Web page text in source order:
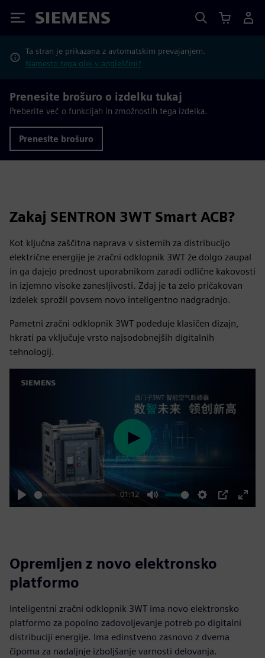
Siemens
Ta stran je prikazana z avtomatskim prevajanjem.
Namesto tega glej v angleščini?
Prenesite brošuro o izdelku tukaj
Preberite več o funkcijah in zmožnostih tega izdelka.
Prenesite brošuro
Zakaj SENTRON 3WT Smart ACB?
Kot ključna zaščitna naprava v sistemih za distribucijo
električne energije je zračni odklopnik 3WT že dolgo zaupal
in ga dajejo prednost uporabnikom zaradi odlične kakovosti
in izjemno visoke zanesljivosti. Zdaj je ta zelo pričakovan
izdelek sprožil povsem novo inteligentno nadgradnjo.
Pametni zračni odklopnik 3WT podeduje klasičen dizajn,
hkrati pa vključuje vrsto najsodobnejših digitalnih
tehnologij.
Play
01:12
Mute Settings
PIP
Enter
Play
Opremljen z novo elektronsko
platformo
Inteligentni zračni odklopnik 3WT ima novo elektronsko
platformo za popolno zadovoljevanje potreb po digitalni
distribuciji energije. Ima edinstveno zasnovo z dvema
čipoma za nadaljnje izboljšanje varnosti delovanja.